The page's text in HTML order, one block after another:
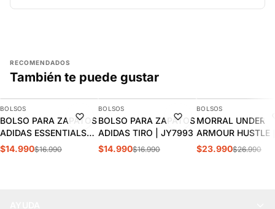
RECOMENDADOS
También te puede gustar
-12%
AGREGAR
BOLSOS
BOLSO PARA ZAPATOS
ADIDAS ESSENTIALS
TRAINING | HT4753
$14.990$16.990
-12%
AGREGAR
BOLSOS
BOLSO PARA ZAPATOS
ADIDAS TIRO | JY7993
$14.990$16.990
-11%
BOLSOS
MORRAL UNDER
ARMOUR HUSTLE |
6000519-001
$23.990$26.990